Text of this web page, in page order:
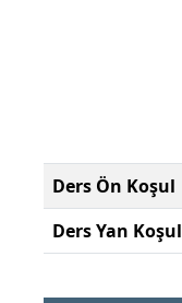
Ders Ön Koşul
Ders Yan Koşul